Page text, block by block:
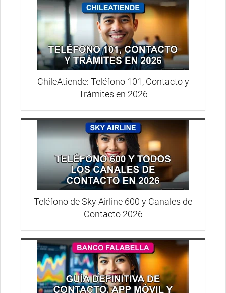
ChileAtiende: Teléfono 101, Contacto y
Trámites en 2026
Teléfono de Sky Airline 600 y Canales de
Contacto 2026